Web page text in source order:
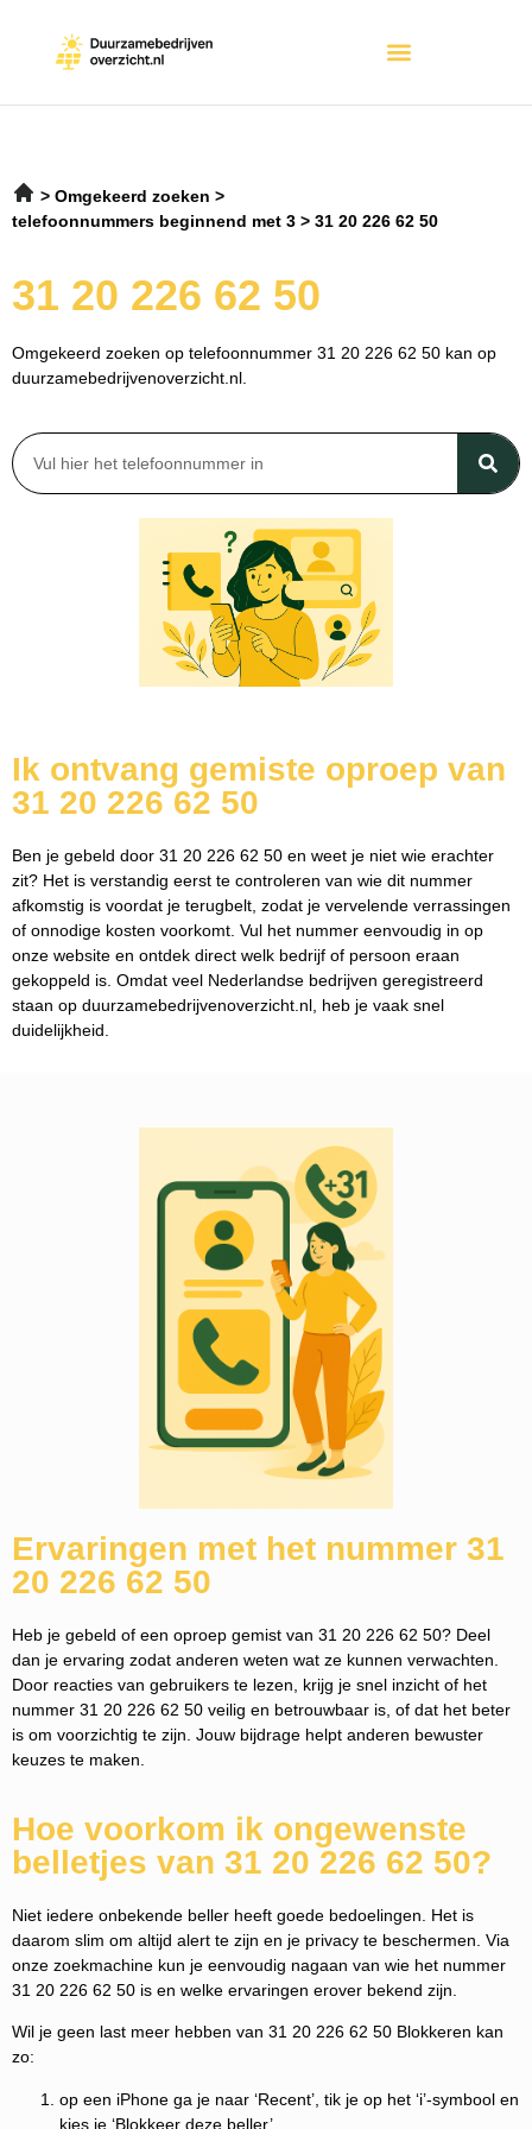
Omgekeerd zoeken
telefoonnummers beginnend met 3
31 20 226 62 50
31 20 226 62 50
Omgekeerd zoeken op telefoonnummer 31 20 226 62 50 kan op
duurzamebedrijvenoverzicht.nl.
Ik ontvang gemiste oproep van
31 20 226 62 50
Ben je gebeld door 31 20 226 62 50 en weet je niet wie erachter
zit? Het is verstandig eerst te controleren van wie dit nummer
afkomstig is voordat je terugbelt, zodat je vervelende verrassingen
of onnodige kosten voorkomt. Vul het nummer eenvoudig in op
onze website en ontdek direct welk bedrijf of persoon eraan
gekoppeld is. Omdat veel Nederlandse bedrijven geregistreerd
staan op duurzamebedrijvenoverzicht.nl, heb je vaak snel
duidelijkheid.
Ervaringen met het nummer 31
20 226 62 50
Heb je gebeld of een oproep gemist van 31 20 226 62 50? Deel
dan je ervaring zodat anderen weten wat ze kunnen verwachten.
Door reacties van gebruikers te lezen, krijg je snel inzicht of het
nummer 31 20 226 62 50 veilig en betrouwbaar is, of dat het beter
is om voorzichtig te zijn. Jouw bijdrage helpt anderen bewuster
keuzes te maken.
Hoe voorkom ik ongewenste
belletjes van 31 20 226 62 50?
Niet iedere onbekende beller heeft goede bedoelingen. Het is
daarom slim om altijd alert te zijn en je privacy te beschermen. Via
onze zoekmachine kun je eenvoudig nagaan van wie het nummer
31 20 226 62 50 is en welke ervaringen erover bekend zijn.
Wil je geen last meer hebben van 31 20 226 62 50 Blokkeren kan
zo:
op een iPhone ga je naar ‘Recent’, tik je op het ‘i’-symbool en
kies je ‘Blokkeer deze beller’.